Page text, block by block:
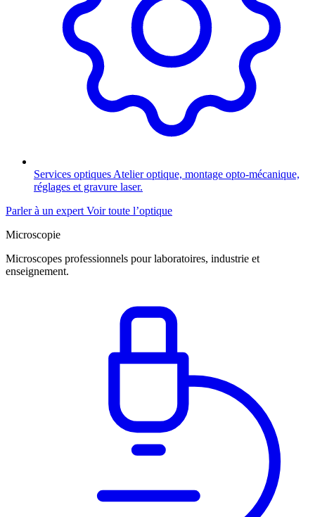
Services optiques Atelier optique, montage opto-mécanique,
réglages et gravure laser.
Parler à un expert Voir toute l’optique
Microscopie
Microscopes professionnels pour laboratoires, industrie et
enseignement.